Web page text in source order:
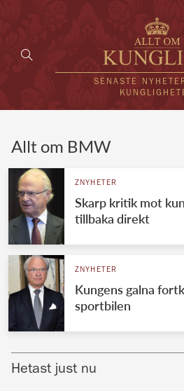
SENASTE
VÄRLDENS
Svenska
Brittiska
Allt om BMW
ZNYHETER
Skarp kritik mot
tillbaka direkt
ZNYHETER
Kungens galna
sportbilen
Hetast just nu